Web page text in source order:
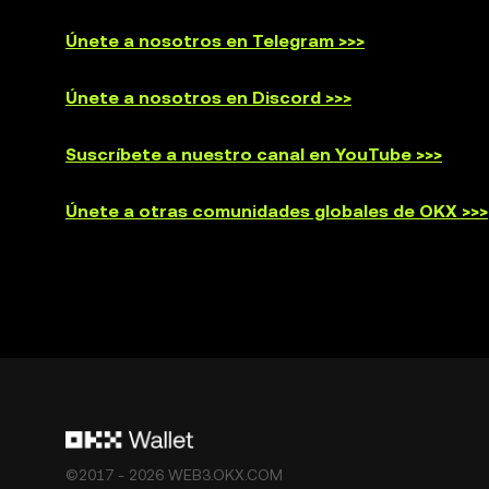
web3-ecosystem-terms-of-service
Únete a nosotros en Telegram >>>
Únete a nosotros en Discord >>>
Suscríbete a nuestro canal en YouTube >>>
Únete a otras comunidades globales de OKX >>>
©2017 - 2026 WEB3.OKX.COM